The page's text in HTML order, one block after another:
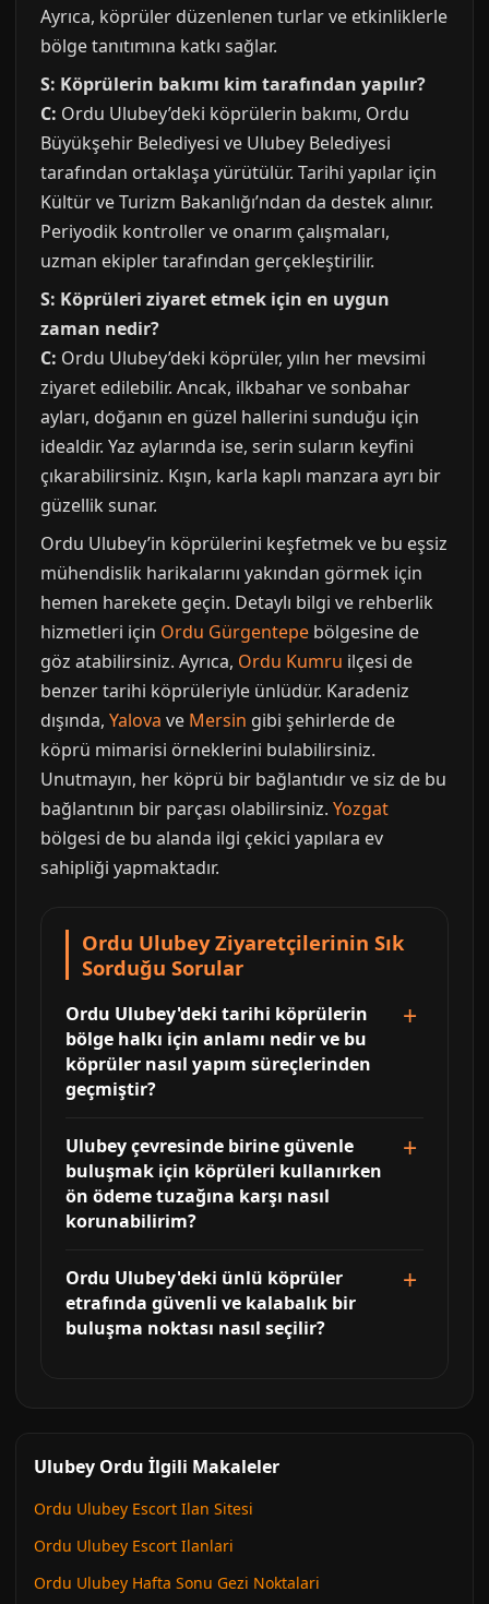
Ayrıca, köprüler düzenlenen turlar ve etkinliklerle
bölge tanıtımına katkı sağlar.
S: Köprülerin bakımı kim tarafından yapılır?
C: Ordu Ulubey’deki köprülerin bakımı, Ordu
Büyükşehir Belediyesi ve Ulubey Belediyesi
tarafından ortaklaşa yürütülür. Tarihi yapılar için
Kültür ve Turizm Bakanlığı’ndan da destek alınır.
Periyodik kontroller ve onarım çalışmaları,
uzman ekipler tarafından gerçekleştirilir.
S: Köprüleri ziyaret etmek için en uygun
zaman nedir?
C: Ordu Ulubey’deki köprüler, yılın her mevsimi
ziyaret edilebilir. Ancak, ilkbahar ve sonbahar
ayları, doğanın en güzel hallerini sunduğu için
idealdir. Yaz aylarında ise, serin suların keyfini
çıkarabilirsiniz. Kışın, karla kaplı manzara ayrı bir
güzellik sunar.
Ordu Ulubey’in köprülerini keşfetmek ve bu eşsiz
mühendislik harikalarını yakından görmek için
hemen harekete geçin. Detaylı bilgi ve rehberlik
hizmetleri için Ordu Gürgentepe bölgesine de
göz atabilirsiniz. Ayrıca, Ordu Kumru ilçesi de
benzer tarihi köprüleriyle ünlüdür. Karadeniz
dışında, Yalova ve Mersin gibi şehirlerde de
köprü mimarisi örneklerini bulabilirsiniz.
Unutmayın, her köprü bir bağlantıdır ve siz de bu
bağlantının bir parçası olabilirsiniz. Yozgat
bölgesi de bu alanda ilgi çekici yapılara ev
sahipliği yapmaktadır.
Ordu Ulubey Ziyaretçilerinin Sık
Sorduğu Sorular
Ordu Ulubey'deki tarihi köprülerin
bölge halkı için anlamı nedir ve bu
köprüler nasıl yapım süreçlerinden
geçmiştir?
Ulubey çevresinde birine güvenle
buluşmak için köprüleri kullanırken
ön ödeme tuzağına karşı nasıl
korunabilirim?
Ordu Ulubey'deki ünlü köprüler
etrafında güvenli ve kalabalık bir
buluşma noktası nasıl seçilir?
Ulubey Ordu İlgili Makaleler
Ordu Ulubey Escort Ilan Sitesi
Ordu Ulubey Escort Ilanlari
Ordu Ulubey Hafta Sonu Gezi Noktalari